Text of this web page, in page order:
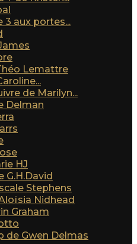
3 aux portes...
Lemattre
de Marilyn...
Delman
HJ
G.H.David
Stephens
Nidhead
Graham
de Gwen Delmas